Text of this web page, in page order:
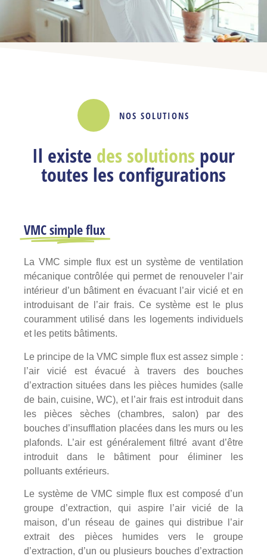
NOS SOLUTIONS
Il existe des solutions pour
toutes les configurations
VMC simple flux
La VMC simple flux est un système de ventilation
mécanique contrôlée qui permet de renouveler l’air
intérieur d’un bâtiment en évacuant l’air vicié et en
introduisant de l’air frais. Ce système est le plus
couramment utilisé dans les logements individuels
et les petits bâtiments.
Le principe de la VMC simple flux est assez simple :
l’air vicié est évacué à travers des bouches
d’extraction situées dans les pièces humides (salle
de bain, cuisine, WC), et l’air frais est introduit dans
les pièces sèches (chambres, salon) par des
bouches d’insufflation placées dans les murs ou les
plafonds. L’air est généralement filtré avant d’être
introduit dans le bâtiment pour éliminer les
polluants extérieurs.
Le système de VMC simple flux est composé d’un
groupe d’extraction, qui aspire l’air vicié de la
maison, d’un réseau de gaines qui distribue l’air
extrait des pièces humides vers le groupe
d’extraction, d’un ou plusieurs bouches d’extraction